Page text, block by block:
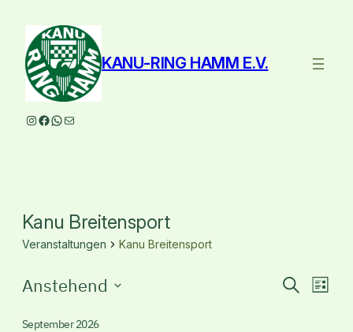
KANU-RING HAMM E.V.
Instagram
Facebook
WhatsApp
E-Mail
Kanu Breitensport
Veranstaltungen Kanu Breitensport
Veranstaltungen SucheListe
Anstehend
wählen.
September 2026